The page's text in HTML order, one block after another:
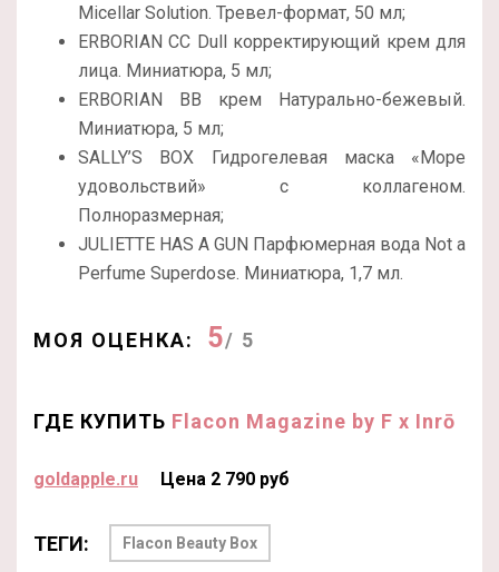
Micellar Solution. Тревел-формат, 50 мл;
ERBORIAN CC Dull корректирующий крем для
лица. Миниатюра, 5 мл;
ERBORIAN ВВ крем Натурально-бежевый.
Миниатюра, 5 мл;
SALLY’S BOX Гидрогелевая маска «Море
удовольствий» с коллагеном.
Полноразмерная;
JULIETTE HAS A GUN Парфюмерная вода Not a
Perfume Superdose. Миниатюра, 1,7 мл.
МОЯ ОЦЕНКА: 5/ 5
ГДЕ КУПИТЬ Flacon Magazine by F x Inrō
goldapple.ru Цена 2 790 руб
ТЕГИ: Flacon Beauty Box